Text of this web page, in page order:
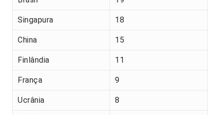
Singapura 18
China 15
Finlândia 11
França 9
Ucrânia 8